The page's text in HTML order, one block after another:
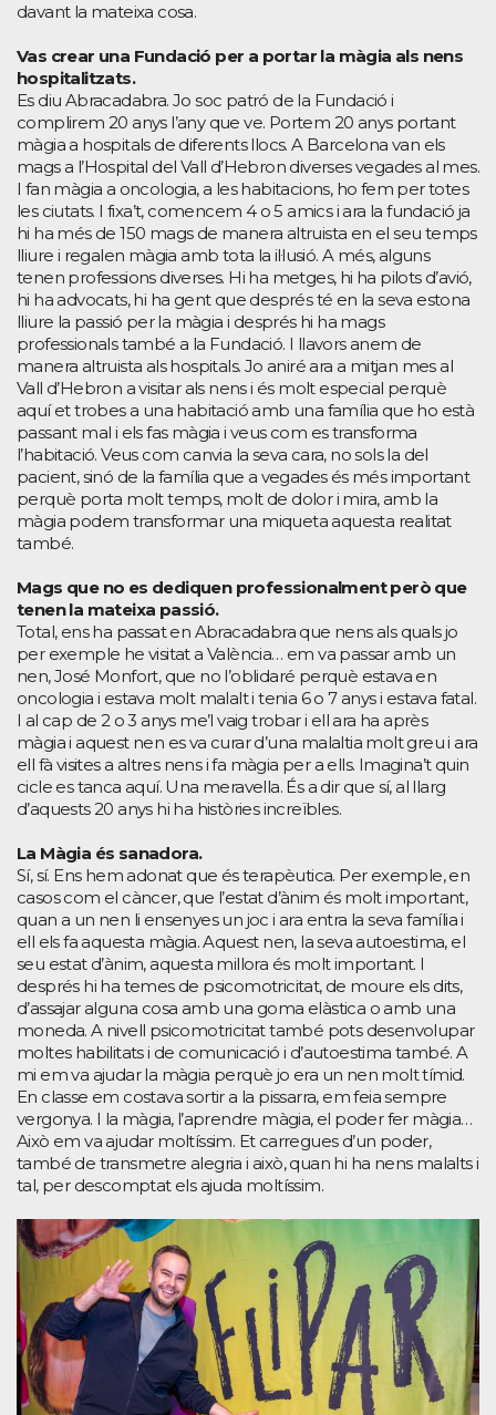
davant la mateixa cosa.
Vas crear una Fundació per a portar la màgia als nens
hospitalitzats.
Es diu Abracadabra. Jo soc patró de la Fundació i
complirem 20 anys l’any que ve. Portem 20 anys portant
màgia a hospitals de diferents llocs. A Barcelona van els
mags a l’Hospital del Vall d’Hebron diverses vegades al mes.
I fan màgia a oncologia, a les habitacions, ho fem per totes
les ciutats. I fixa’t, comencem 4 o 5 amics i ara la fundació ja
hi ha més de 150 mags de manera altruista en el seu temps
lliure i regalen màgia amb tota la il·lusió. A més, alguns
tenen professions diverses. Hi ha metges, hi ha pilots d’avió,
hi ha advocats, hi ha gent que després té en la seva estona
lliure la passió per la màgia i després hi ha mags
professionals també a la Fundació. I llavors anem de
manera altruista als hospitals. Jo aniré ara a mitjan mes al
Vall d’Hebron a visitar als nens i és molt especial perquè
aquí et trobes a una habitació amb una família que ho està
passant mal i els fas màgia i veus com es transforma
l’habitació. Veus com canvia la seva cara, no sols la del
pacient, sinó de la família que a vegades és més important
perquè porta molt temps, molt de dolor i mira, amb la
màgia podem transformar una miqueta aquesta realitat
també.
Mags que no es dediquen professionalment però que
tenen la mateixa passió.
Total, ens ha passat en Abracadabra que nens als quals jo
per exemple he visitat a València… em va passar amb un
nen, José Monfort, que no l’oblidaré perquè estava en
oncologia i estava molt malalt i tenia 6 o 7 anys i estava fatal.
I al cap de 2 o 3 anys me’l vaig trobar i ell ara ha après
màgia i aquest nen es va curar d’una malaltia molt greu i ara
ell fà visites a altres nens i fa màgia per a ells. Imagina’t quin
cicle es tanca aquí. Una meravella. És a dir que sí, al llarg
d’aquests 20 anys hi ha històries increïbles.
La Màgia és sanadora.
Sí, sí. Ens hem adonat que és terapèutica. Per exemple, en
casos com el càncer, que l’estat d’ànim és molt important,
quan a un nen li ensenyes un joc i ara entra la seva família i
ell els fa aquesta màgia. Aquest nen, la seva autoestima, el
seu estat d’ànim, aquesta millora és molt important. I
després hi ha temes de psicomotricitat, de moure els dits,
d’assajar alguna cosa amb una goma elàstica o amb una
moneda. A nivell psicomotricitat també pots desenvolupar
moltes habilitats i de comunicació i d’autoestima també. A
mi em va ajudar la màgia perquè jo era un nen molt tímid.
En classe em costava sortir a la pissarra, em feia sempre
vergonya. I la màgia, l’aprendre màgia, el poder fer màgia…
Això em va ajudar moltíssim. Et carregues d’un poder,
també de transmetre alegria i això, quan hi ha nens malalts i
tal, per descomptat els ajuda moltíssim.